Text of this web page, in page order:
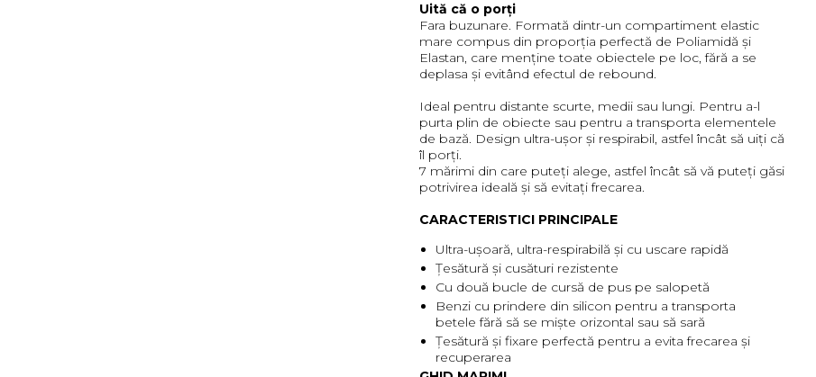
Uită că o porți
Fara buzunare. Formată dintr-un compartiment elastic
mare compus din proporția perfectă de Poliamidă și
Elastan, care menține toate obiectele pe loc, fără a se
deplasa și evitând efectul de rebound.
Ideal pentru distante scurte, medii sau lungi. Pentru a-l
purta plin de obiecte sau pentru a transporta elementele
de bază. Design ultra-ușor și respirabil, astfel încât să uiți că
îl porți.
7 mărimi din care puteți alege, astfel încât să vă puteți găsi
potrivirea ideală și să evitați frecarea.
CARACTERISTICI PRINCIPALE
Ultra-ușoară, ultra-respirabilă și cu uscare rapidă
Țesătură și cusături rezistente
Cu două bucle de cursă de pus pe salopetă
Benzi cu prindere din silicon pentru a transporta
betele fără să se miște orizontal sau să sară
Țesătură și fixare perfectă pentru a evita frecarea și
recuperarea